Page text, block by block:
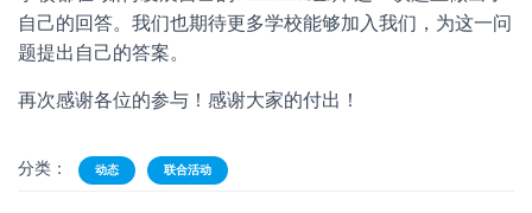
自己的回答。我们也期待更多学校能够加入我们，为这一问
题提出自己的答案。
再次感谢各位的参与！感谢大家的付出！
分类： 动态 联合活动